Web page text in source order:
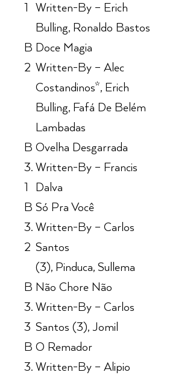
1
Written-By – Erich
Bulling, Ronaldo Bastos
B
2
Doce Magia
Written-By – Alec
Costandinos*, Erich
Bulling, Fafá De Belém
Lambadas
B
3.
1
Ovelha Desgarrada
Written-By – Francis
Dalva
B
3.
2
Só Pra Você
Written-By – Carlos
Santos
(3), Pinduca, Sullema
B
3.
3
Não Chore Não
Written-By – Carlos
Santos (3), Jomil
B
3.
O Remador
Written-By – Alipio